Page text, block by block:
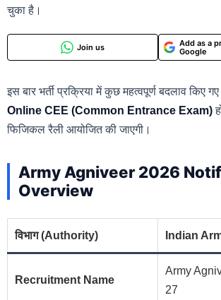
चुका है।
Join us
Add as a
Google
इस बार भर्ती प्रक्रिया में कुछ महत्वपूर्ण बदलाव किए
Online CEE (Common Entrance Exam)
फिजिकल रैली आयोजित की जाएगी।
Army Agniveer 2026
Overview
विभाग (Authority) Indian
Recruitment Name
Army
27